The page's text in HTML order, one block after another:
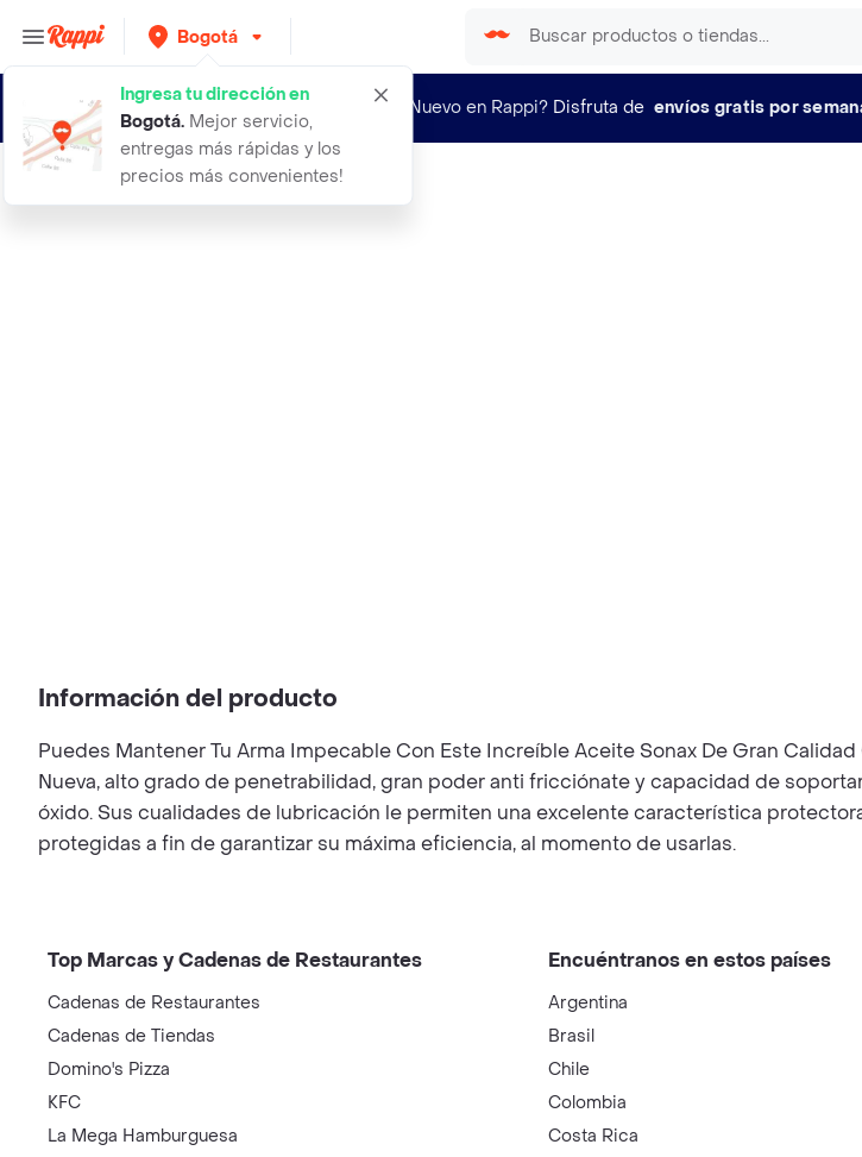
Bogotá
Ingresa tu dirección en
Bogotá. Mejor servicio,
entregas más rápidas y los
precios más convenientes!
¿Nuevo en Rappi? Disfruta de envíos gratis por
aceite anticorrosivo sonax 200 ml m
Información del producto
Puedes Mantener Tu Arma Impecable Con Este Increíble Aceite Sonax De Gran
Nueva, alto grado de penetrabilidad, gran poder anti fricciónate y capacidad de
óxido. Sus cualidades de lubricación le permiten una excelente característica
protegidas a fin de garantizar su máxima eficiencia, al momento de usarlas.
Top Marcas y Cadenas de Restaurantes
Cadenas de Restaurantes
Cadenas de Tiendas
Domino's Pizza
KFC
La Mega Hamburguesa
Encuéntranos en estos países
Argentina
Brasil
Chile
Colombia
Costa Rica